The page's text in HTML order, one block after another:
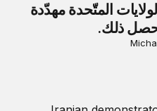
المتّحدة مهدّدة
يحصل ذلك.
الإيراني قاسم سليماني